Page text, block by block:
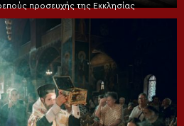
προσευχής της Εκκλησίας